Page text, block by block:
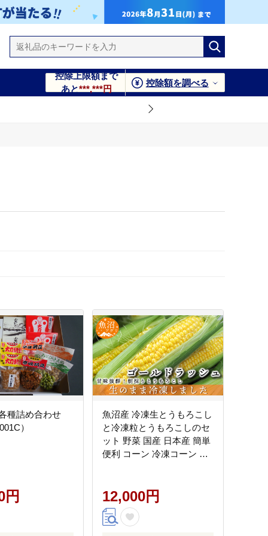
控除上限額まで
あと***,***円
控除額を調べる
種詰め合わせ
）
円
魚沼産 冷凍生とうもろこし
と冷凍粒とうもろこしのセ
ット 野菜 国産 日本産 簡単
便利 コーン 冷凍コーン ゴ
12,000円